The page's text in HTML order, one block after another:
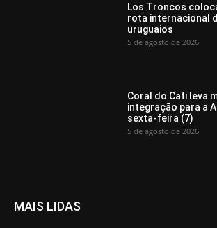
Los Troncos
rota internacional
uruguaios
5 de agosto de 2026
Coral do Cati leva
integração para a
sexta-feira (7)
5 de agosto de 2026
MAIS LIDAS